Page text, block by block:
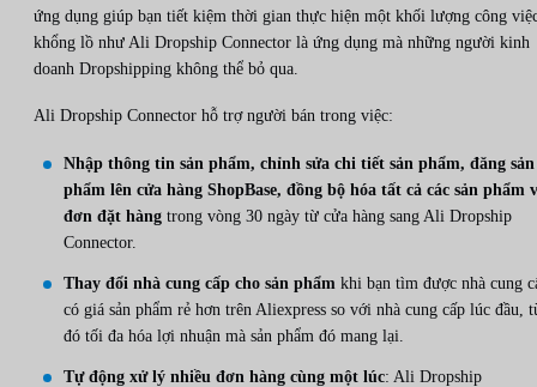
ứng dụng giúp bạn tiết kiệm thời gian thực hiện một khối lượng công
khổng lồ như Ali Dropship Connector là ứng dụng mà những người kinh
doanh Dropshipping không thể bỏ qua.
Ali Dropship Connector hỗ trợ người bán trong việc:
Nhập thông tin sản phẩm, chỉnh sửa chi tiết sản phẩm, đăng sản
phẩm lên cửa hàng ShopBase, đồng bộ hóa tất cả các sản phẩm
đơn đặt hàng trong vòng 30 ngày từ cửa hàng sang Ali Dropship
Connector.
Thay đổi nhà cung cấp cho sản phẩm khi bạn tìm được nhà cung
có giá sản phẩm rẻ hơn trên Aliexpress so với nhà cung cấp lúc đầu,
đó tối đa hóa lợi nhuận mà sản phẩm đó mang lại.
Tự động xử lý nhiều đơn hàng cùng một lúc: Ali Dropship